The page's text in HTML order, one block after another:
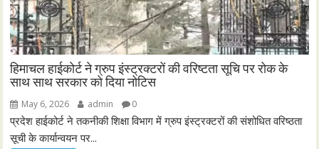
हिमाचल हाईकोर्ट ने ग्रुप इंस्ट्रक्टरों की वरिष्टता सूचि पर रोक के
साथ साथ सरकार को दिया नोटिस
May 6, 2026 admin 0
प्रदेश हाईकोर्ट ने तकनीकी शिक्षा विभाग में ग्रुप इंस्ट्रक्टरों की संशोधित वरिष्ठता
सूची के कार्यान्वयन पर...